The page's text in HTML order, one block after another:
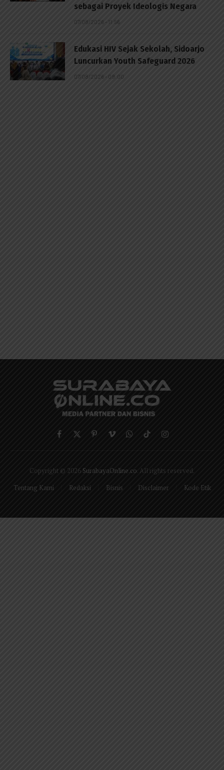
sebagai Proyek Ideologis Negara
07/08/2026 - 11:56
Edukasi HIV Sejak Sekolah, Sidoarjo
Luncurkan Youth Safeguard 2026
07/08/2026 - 09:00
Facebook
X
PinterestVimeoWhatsApp
TikTokInstagram
Copyright © 2026 SurabayaOnline.co . All rights reserved.
Tentang Kami
Redaksi Bisnis Disclaimer Kode Etik